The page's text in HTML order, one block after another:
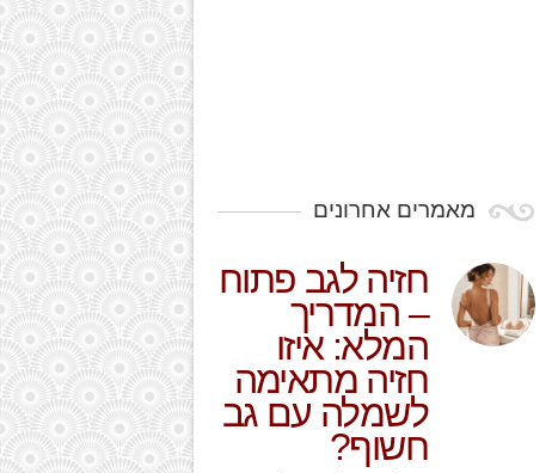
מאמרים אחרונים
חזיה לגב פתוח
– המדריך
המלא: איזו
חזיה מתאימה
לשמלה עם גב
חשוף?